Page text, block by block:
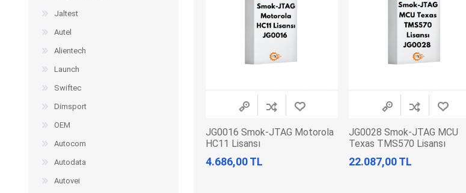
X-TOOL HPTUNERS ECUHELP
JG0016 Smok-JTAG Motorola
HC11 Lisansı
4.686,00 TL
JG0028 Smok-JTAG MCU
Texas TMS570 Lisansı
22.087,00 TL
Jaltest
Autel
Alientech
Launch
Swiftec
Dimsport
OEM
Autocom
Autodata
Autovei